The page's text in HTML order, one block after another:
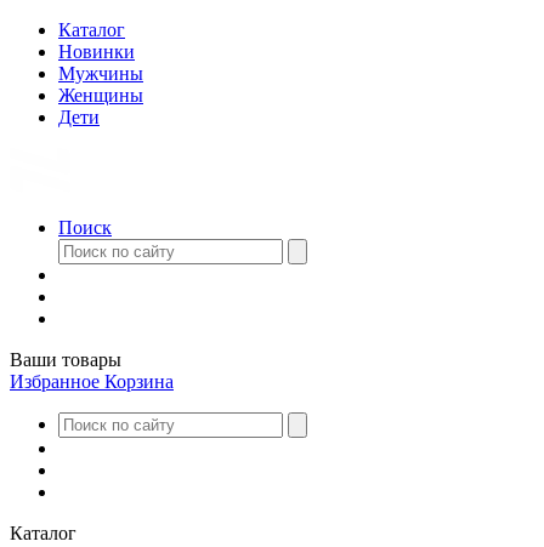
Каталог
Новинки
Мужчины
Женщины
Дети
Поиск
Ваши товары
Избранное Корзина
Каталог